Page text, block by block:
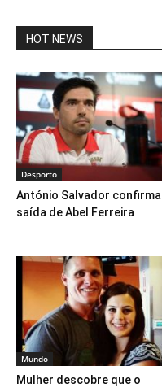
HOT NEWS
Desporto
António Salvador confirma
saída de Abel Ferreira
Mundo
Mulher descobre que o